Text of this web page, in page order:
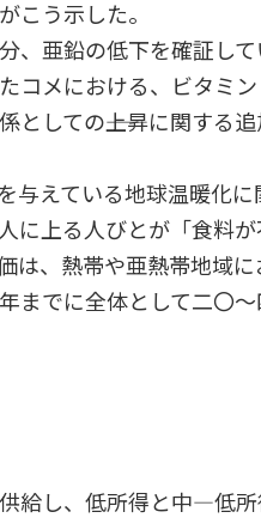
こう示した。
、亜鉛の低下を確証し
コメにおける、ビタミ
としての――上昇に関する
与えている地球温暖化に
に上る人びとが「食料
は、熱帯や亜熱帯地域に
までに全体として二〇
給し、低所得と中―低所